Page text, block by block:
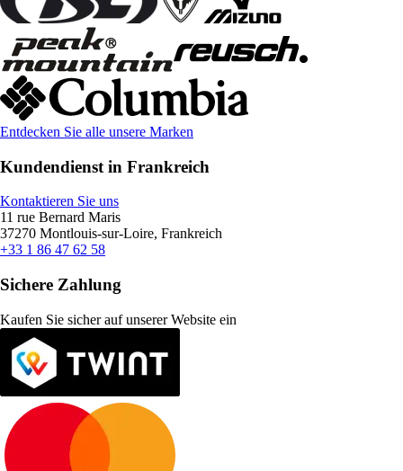
Entdecken Sie alle unsere Marken
Kundendienst in Frankreich
Kontaktieren Sie uns
11 rue Bernard Maris
37270 Montlouis-sur-Loire, Frankreich
+33 1 86 47 62 58
Sichere Zahlung
Kaufen Sie sicher auf unserer Website ein